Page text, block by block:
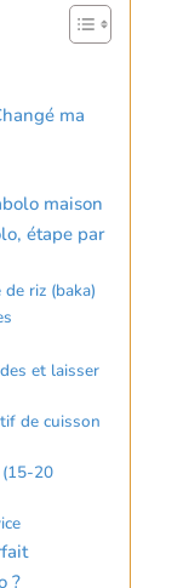
ma
maison
étape par
riz (baka)
et laisser
de cuisson
(15-20
?